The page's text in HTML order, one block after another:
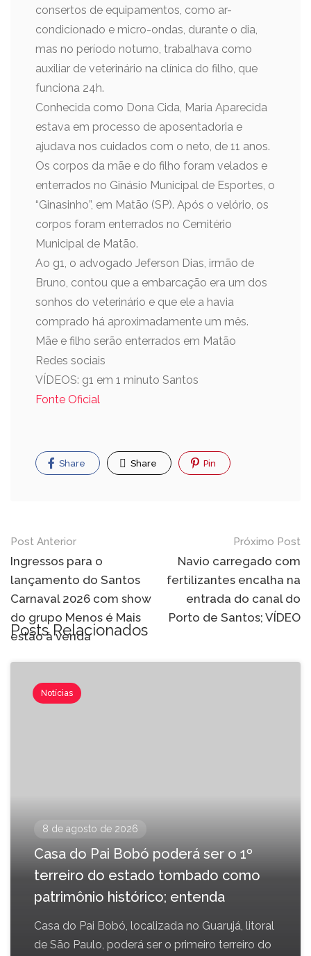
consertos de equipamentos, como ar-
condicionado e micro-ondas, durante o dia,
mas no período noturno, trabalhava como
auxiliar de veterinário na clínica do filho, que
funciona 24h.
Conhecida como Dona Cida, Maria Aparecida
estava em processo de aposentadoria e
ajudava nos cuidados com o neto, de 11 anos.
Os corpos da mãe e do filho foram velados e
enterrados no Ginásio Municipal de Esportes, o
“Ginasinho”, em Matão (SP). Após o velório, os
corpos foram enterrados no Cemitério
Municipal de Matão.
Ao g1, o advogado Jeferson Dias, irmão de
Bruno, contou que a embarcação era um dos
sonhos do veterinário e que ele a havia
comprado há aproximadamente um mês.
Mãe e filho serão enterrados em Matão
Redes sociais
VÍDEOS: g1 em 1 minuto Santos
Fonte Oficial
Share Share Pin
Post Anterior
Ingressos para o
lançamento do Santos
Carnaval 2026 com show
do grupo Menos é Mais
estão à venda
Próximo Post
Navio carregado com
fertilizantes encalha na
entrada do canal do
Porto de Santos; VÍDEO
Posts Relacionados
Notícias
8 de agosto de 2026
Casa do Pai Bobó poderá ser o 1º
terreiro do estado tombado como
patrimônio histórico; entenda
Casa do Pai Bobó, localizada no Guarujá, litoral
de São Paulo, poderá ser o primeiro terreiro do